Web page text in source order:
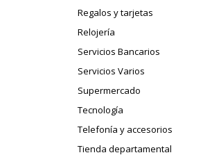
Regalos y tarjetas
Relojería
Servicios Bancarios
Servicios Varios
Supermercado
Tecnología
Telefonía y accesorios
Tienda departamental